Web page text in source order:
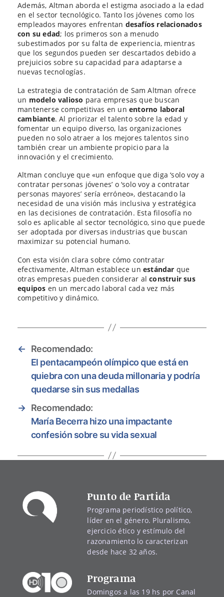
Además, Altman aborda el estigma asociado a la edad
en el sector tecnológico. Tanto los jóvenes como los
empleados mayores enfrentan desafíos relacionados
con su edad; los primeros son a menudo
subestimados por su falta de experiencia, mientras
que los segundos pueden ser descartados debido a
prejuicios sobre su capacidad para adaptarse a
nuevas tecnologías.
La estrategia de contratación de Sam Altman ofrece
un modelo valioso para empresas que buscan
mantenerse competitivas en un entorno laboral
cambiante. Al priorizar el talento sobre la edad y
fomentar un equipo diverso, las organizaciones
pueden no solo atraer a los mejores talentos sino
también crear un ambiente propicio para la
innovación y el crecimiento.
Altman concluye que «un enfoque que diga ‘solo voy a
contratar personas jóvenes’ o ‘solo voy a contratar
personas mayores’ sería erróneo», destacando la
necesidad de una visión más inclusiva y estratégica
en las decisiones de contratación. Esta filosofía no
solo es aplicable al sector tecnológico, sino que puede
ser adoptada por diversas industrias que buscan
maximizar su potencial humano.
Con esta visión clara sobre cómo contratar
efectivamente, Altman establece un estándar que
otras empresas pueden considerar alconstruir sus
equipos en un mercado laboral cada vez más
competitivo y dinámico.
←
Recomendado:
El pentacampeón olímpico que está en
quiebra con una deuda millonaria y podría
quedarse sin sus medallas
→ Recomendado:
María Becerra hizo una impactante
confesión sobre su vida sexual
Punto de Partida
Programa periodístico político,
líder en el género. Pluralismo,
ejercicio ético y estímulo del
razonamiento lo caracterizan
desde hace 32 años.
Programa
Domingos a las 19 hs por Canal